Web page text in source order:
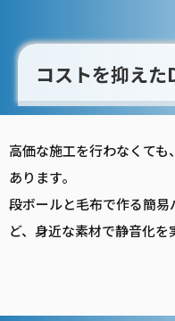
コストを抑えた
高価な施工を行わなくて
あります。
段ボールと毛布で作る簡易
ど、身近な素材で静音化を